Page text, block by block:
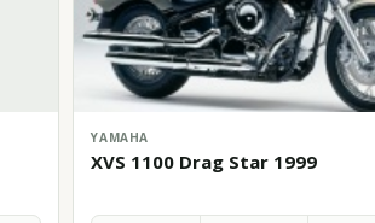
YAMAHA
XVS 1100 Drag Star 1999